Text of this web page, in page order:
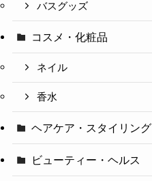
バスグッズ
コスメ・化粧品
ネイル
香水
ヘアケア・スタイリング
ビューティー・ヘルス